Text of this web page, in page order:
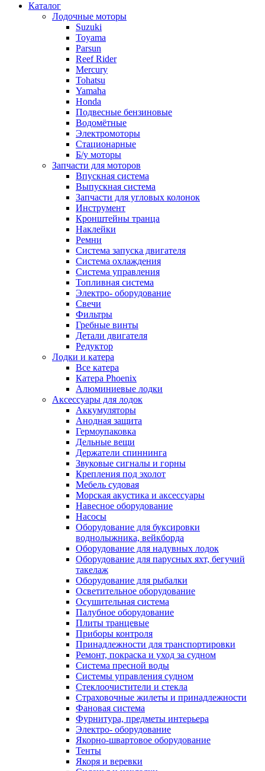
Каталог
Лодочные моторы
Suzuki
Toyama
Parsun
Reef Rider
Mercury
Tohatsu
Yamaha
Honda
Подвесные бензиновые
Водомётные
Электромоторы
Стационарные
Б/у моторы
Запчасти для моторов
Впускная система
Выпускная система
Запчасти для угловых колонок
Инструмент
Кронштейны транца
Наклейки
Ремни
Система запуска двигателя
Система охлаждения
Система управления
Топливная система
Электро- оборудование
Свечи
Фильтры
Гребные винты
Детали двигателя
Редуктор
Лодки и катера
Все катера
Катера Phoenix
Алюминиевые лодки
Аксессуары для лодок
Аккумуляторы
Анодная защита
Гермоупаковка
Дельные вещи
Держатели спиннинга
Звуковые сигналы и горны
Крепления под эхолот
Мебель судовая
Морская акустика и аксессуары
Навесное оборудование
Насосы
Оборудование для буксировки
воднолыжника, вейкборда
Оборудование для надувных лодок
Оборудование для парусных яхт, бегучий
такелаж
Оборудование для рыбалки
Осветительное оборудование
Осушительная система
Палубное оборудование
Плиты транцевые
Приборы контроля
Принадлежности для транспортировки
Ремонт, покраска и уход за судном
Система пресной воды
Системы управления судном
Стеклоочистители и стекла
Страховочные жилеты и принадлежности
Фановая система
Фурнитура, предметы интерьера
Электро- оборудование
Якорно-швартовое оборудование
Тенты
Якоря и веревки